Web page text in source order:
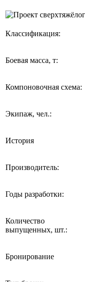
Классификация:
Боевая масса, т:
Компоновочная схема:
Экипаж, чел.:
История
Производитель:
Годы разработки:
Количество
выпущенных, шт.:
Бронирование